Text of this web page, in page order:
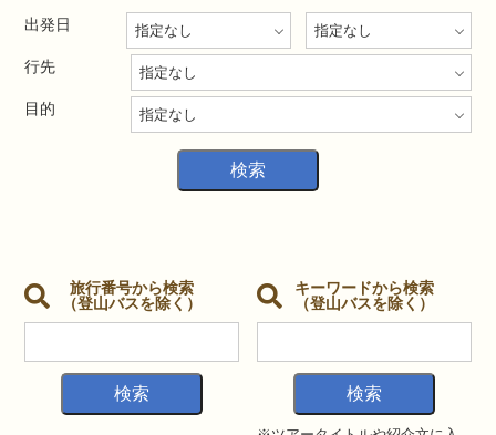
出発日
行先
目的
旅行番号から検索
（登山バスを除く）
キーワードから検索
（登山バスを除く）